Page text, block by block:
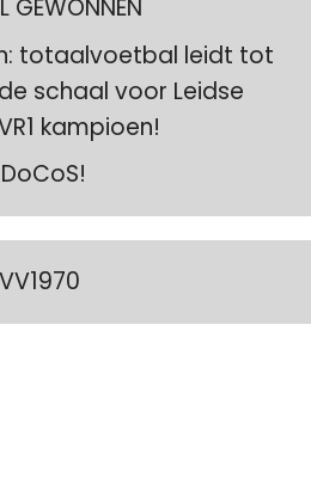
GEWONNEN
totaalvoetbal leidt tot
schaal voor Leidse
kampioen!